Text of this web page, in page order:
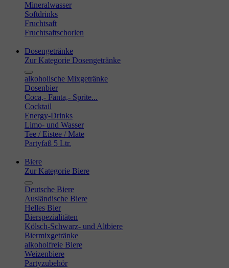
Mineralwasser
Softdrinks
Fruchtsaft
Fruchtsaftschorlen
Dosengetränke
Zur Kategorie Dosengetränke
alkoholische Mixgetränke
Dosenbier
Coca,- Fanta,- Sprite...
Cocktail
Energy-Drinks
Limo- und Wasser
Tee / Eistee / Mate
Partyfaß 5 Ltr.
Biere
Zur Kategorie Biere
Deutsche Biere
Ausländische Biere
Helles Bier
Bierspezialitäten
Kölsch-Schwarz- und Altbiere
Biermixgetränke
alkoholfreie Biere
Weizenbiere
Partyzubehör